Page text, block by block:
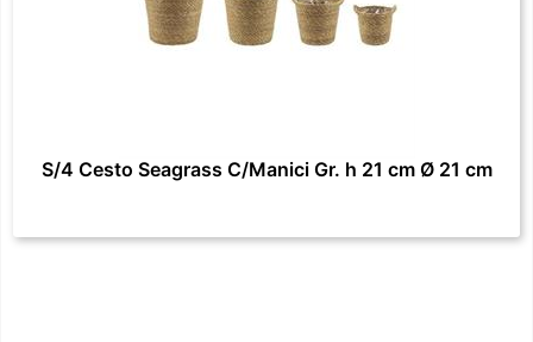
S/4 Cesto Seagrass C/Manici Gr. h 21 cm Ø 21 cm